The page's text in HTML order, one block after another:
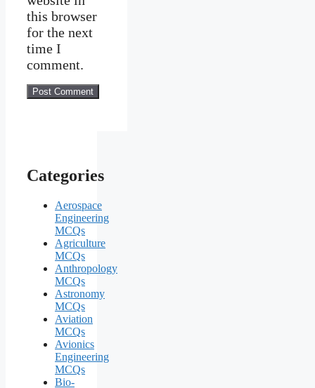
this browser
for the next
time I
comment.
Categories
Aerospace
Engineering
MCQs
Agriculture
MCQs
Anthropology
MCQs
Astronomy
MCQs
Aviation
MCQs
Avionics
Engineering
MCQs
Bio-